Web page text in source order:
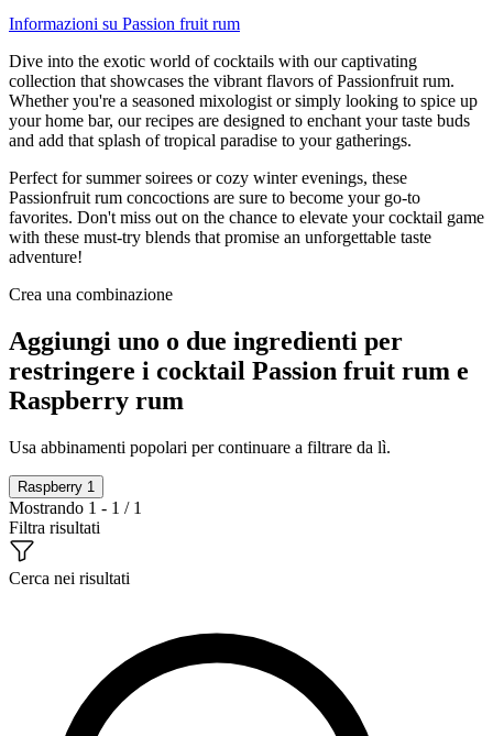
Informazioni su Passion fruit rum
Dive into the exotic world of cocktails with our captivating
collection that showcases the vibrant flavors of Passionfruit rum.
Whether you're a seasoned mixologist or simply looking to spice up
your home bar, our recipes are designed to enchant your taste buds
and add that splash of tropical paradise to your gatherings.
Perfect for summer soirees or cozy winter evenings, these
Passionfruit rum concoctions are sure to become your go-to
favorites. Don't miss out on the chance to elevate your cocktail game
with these must-try blends that promise an unforgettable taste
adventure!
Crea una combinazione
Aggiungi uno o due ingredienti per
restringere i cocktail Passion fruit rum e
Raspberry rum
Usa abbinamenti popolari per continuare a filtrare da lì.
Raspberry 1
Mostrando 1 - 1 / 1
Filtra risultati
Cerca nei risultati